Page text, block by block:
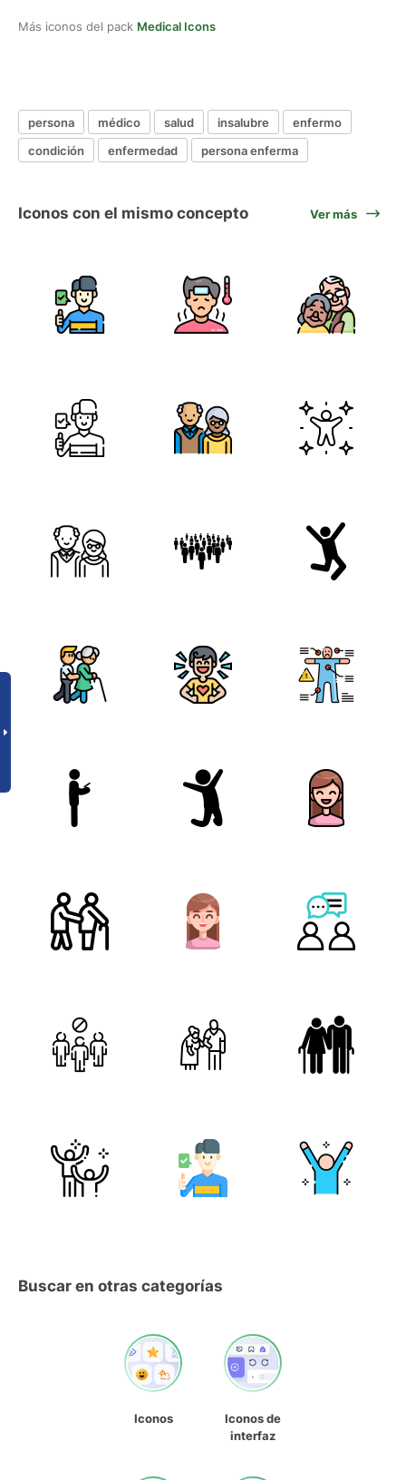
Más iconos del pack Medical Icons
persona médico salud insalubre
enfermo
condición
enfermedad persona enferma
Iconos con el mismo concepto Ver más
Buscar en otras categorías
Iconos
Iconos de
interfaz